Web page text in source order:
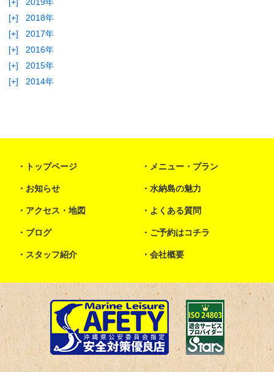
[+]
2018年
[+]
2017年
[+]
2016年
[+]
2015年
[+]
2014年
トップページ メニュー・プラン
お知らせ 水納島の魅力
アクセス・地図 よくある質問
ブログ ご予約はコチラ
スタッフ紹介 会社概要